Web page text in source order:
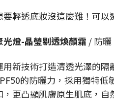
要輕透底妝沒這麼難！可以
光燈-晶瑩剔透煥顏霜 / 防
用新技術打造清透光澤的
的防曬力，採用獨特
，更凸顯肌膚原生肌底，自